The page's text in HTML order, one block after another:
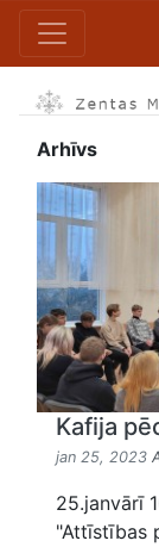
Arhīvs
Kafija
jan 25, 2023
25.janvārī
"Attīstības